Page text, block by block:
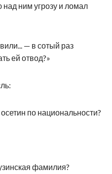
ним угрозу и ломал
— в сотый раз
ей отвод?»
по национальности?
фамилия?